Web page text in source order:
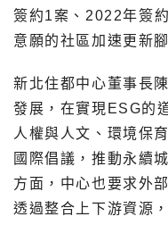
簽約1案、2022年簽
意願的社區加速更新
新北住都中心董事長
發展，在實現ESG的
人權與人文、環境保
國際倡議，推動永續
方面，中心也要求外
透過整合上下游資源